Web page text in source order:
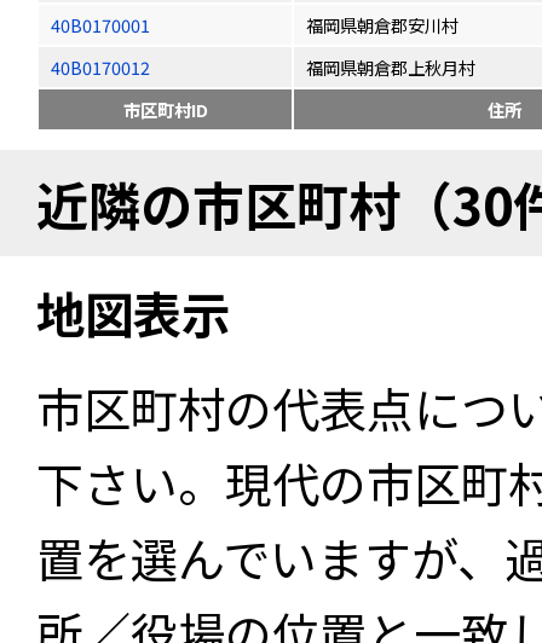
40B0170001
福岡県朝倉郡安川村
40B0170012
福岡県朝倉郡上秋月村
市区町村ID
住所
近隣の市区町村（30
地図表示
市区町村の代表点につ
下さい。現代の市区町
置を選んでいますが、